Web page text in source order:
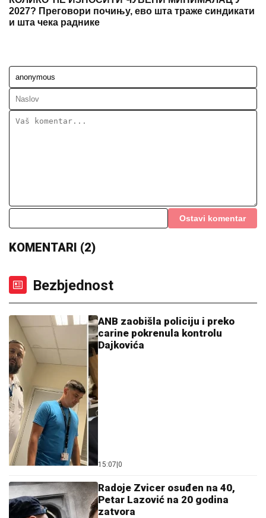
2027? Преговори почињу, ево шта траже синдикати
и шта чека раднике
Ostavi komentar
KOMENTARI (2)
Bezbjednost
ANB zaobišla policiju i preko
carine pokrenula kontrolu
Dajkovića
15:07|0
Radoje Zvicer osuđen na 40,
Petar Lazović na 20 godina
zatvora